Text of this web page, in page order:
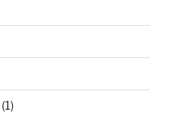
(1)